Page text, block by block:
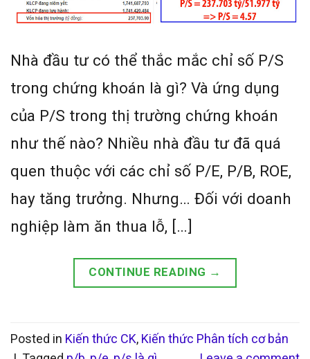
Nhà đầu tư có thể thắc mắc chỉ số P/S
trong chứng khoán là gì? Và ứng dụng
của P/S trong thị trường chứng khoán
như thế nào? Nhiều nhà đầu tư đã quá
quen thuộc với các chỉ số P/E, P/B, ROE,
hay tăng trưởng. Nhưng… Đối với doanh
nghiệp làm ăn thua lỗ, […]
CONTINUE READING →
Posted in Kiến thức CK, Kiến thức Phân tích cơ bản